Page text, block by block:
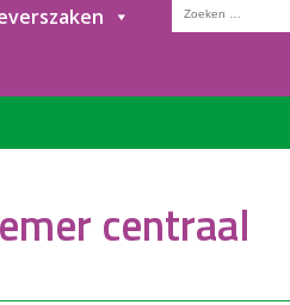
Zoeken
naar:
centraal